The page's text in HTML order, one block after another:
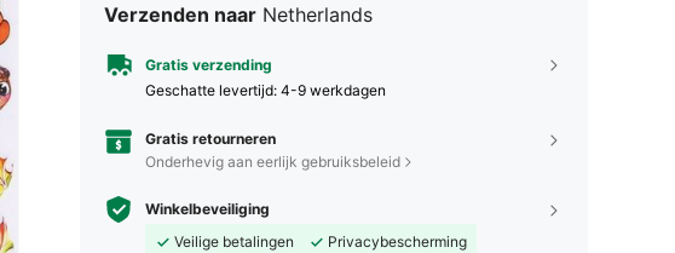
Verzenden naar Netherlands
Gratis verzending
Geschatte levertijd: 4-9 werkdagen
Gratis retourneren
Onderhevig aan eerlijk gebruiksbeleid
Winkelbeveiliging
Veilige betalingen
Privacybescherming